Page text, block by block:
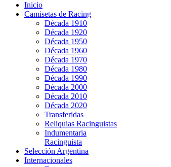
Inicio
Camisetas de Racing
Década 1910
Década 1920
Década 1950
Década 1960
Década 1970
Década 1980
Década 1990
Década 2000
Década 2010
Década 2020
Transferidas
Reliquias Racinguistas
Indumentaria
Racinguista
Selección Argentina
Internacionales